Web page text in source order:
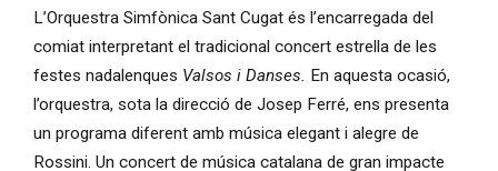
L’Orquestra Simfònica Sant Cugat és l’encarregada del
comiat interpretant el tradicional concert estrella de les
festes nadalenques Valsos i Danses. En aquesta ocasió,
l’orquestra, sota la direcció de Josep Ferré, ens presenta
un programa diferent amb música elegant i alegre de
Rossini. Un concert de música catalana de gran impacte